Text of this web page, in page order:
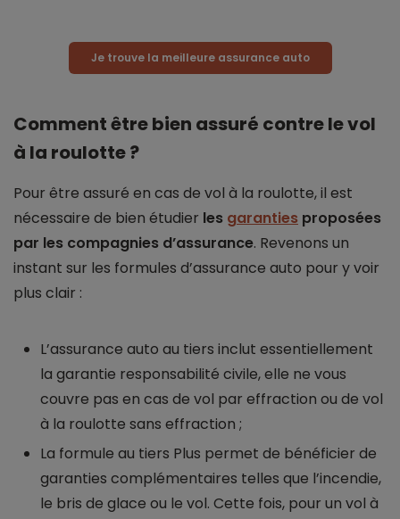
Je trouve la meilleure assurance auto
Comment être bien assuré contre le vol
à la roulotte ?
Pour être assuré en cas de vol à la roulotte, il est
nécessaire de bien étudier les garanties proposées
par les compagnies d’assurance. Revenons un
instant sur les formules d’assurance auto pour y voir
plus clair :
L’assurance auto au tiers inclut essentiellement
la garantie responsabilité civile, elle ne vous
couvre pas en cas de vol par effraction ou de vol
à la roulotte sans effraction ;
La formule au tiers Plus permet de bénéficier de
garanties complémentaires telles que l’incendie,
le bris de glace ou le vol. Cette fois, pour un vol à